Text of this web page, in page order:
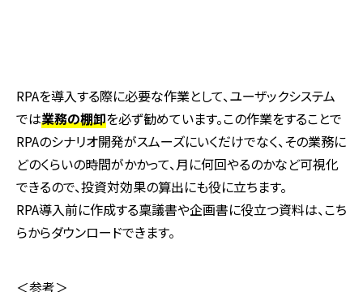
RPAを導入する際に必要な作業として、ユーザックシステム
では業務の棚卸を必ず勧めています。この作業をすることで
RPAのシナリオ開発がスムーズにいくだけでなく、その業務に
どのくらいの時間がかかって、月に何回やるのかなど可視化
できるので、投資対効果の算出にも役に立ちます。
RPA導入前に作成する稟議書や企画書に役立つ資料は、こち
らからダウンロードできます。
＜参考＞